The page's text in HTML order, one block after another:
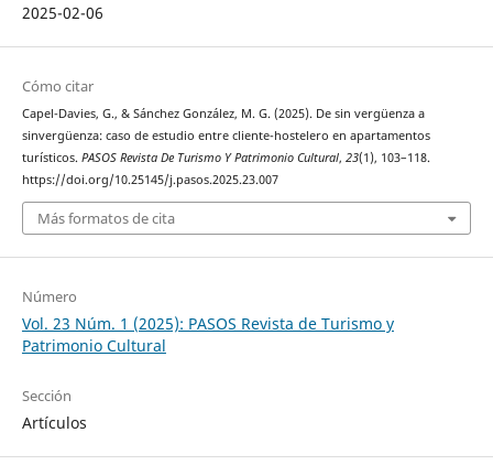
2025-02-06
Cómo citar
Capel-Davies, G., & Sánchez González, M. G. (2025). De sin vergüenza a
sinvergüenza: caso de estudio entre cliente-hostelero en apartamentos
turísticos. PASOS Revista De Turismo Y Patrimonio Cultural, 23(1), 103–118.
https://doi.org/10.25145/j.pasos.2025.23.007
Más formatos de cita
Número
Vol. 23 Núm. 1 (2025): PASOS Revista de Turismo y
Patrimonio Cultural
Sección
Artículos